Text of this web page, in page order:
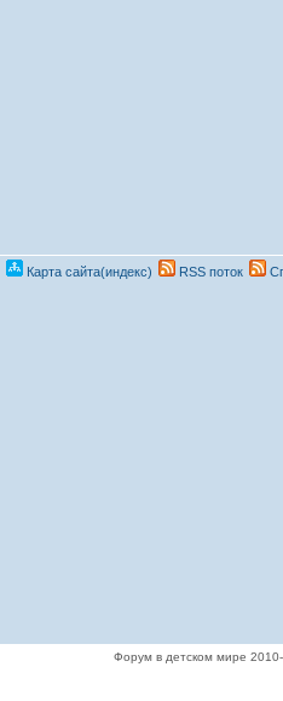
Карта сайта(индекс) RSS поток
Форум в детском мире